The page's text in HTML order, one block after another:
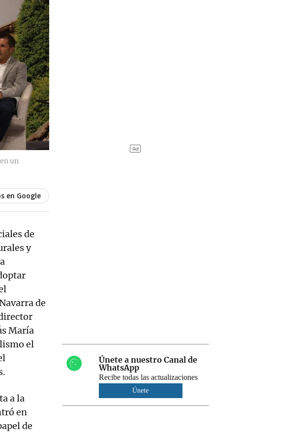
un
en Google
de
y
de
María
el
a la
en
de
Únete a nuestro Canal de
WhatsApp
Recibe todas las actualizaciones
Únete